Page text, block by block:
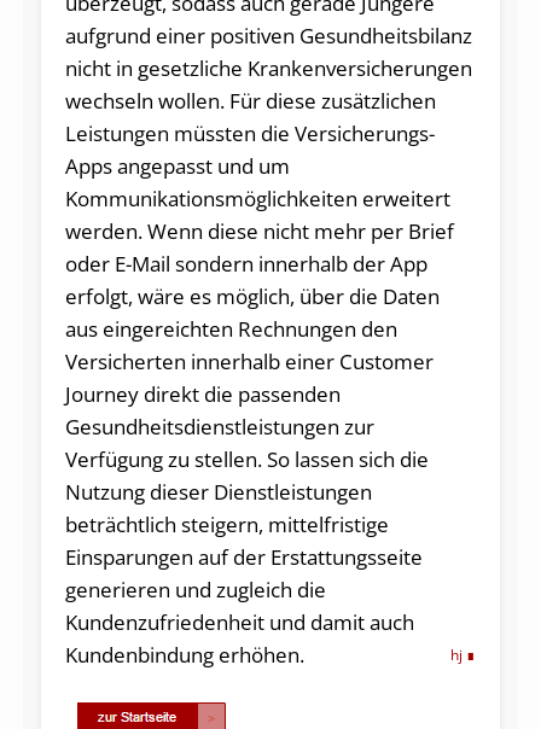
aufgrund einer positiven Gesundheitsbilanz
nicht in gesetzliche Krankenversicherungen
wechseln wollen. Für diese zusätzlichen
Leistungen müssten die Versicherungs-
Apps angepasst und um
Kommunikationsmöglichkeiten erweitert
werden. Wenn diese nicht mehr per Brief
oder E-Mail sondern innerhalb der App
erfolgt, wäre es möglich, über die Daten
aus eingereichten Rechnungen den
Versicherten innerhalb einer Customer
Journey direkt die passenden
Gesundheitsdienstleistungen zur
Verfügung zu stellen. So lassen sich die
Nutzung dieser Dienstleistungen
beträchtlich steigern, mittelfristige
Einsparungen auf der Erstattungsseite
generieren und zugleich die
Kundenzufriedenheit und damit auch
Kundenbindung erhöhen.
hj